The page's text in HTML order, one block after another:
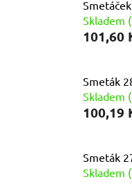
Skladem
101,60
Smeták
Skladem
100,19
Smeták
Skladem